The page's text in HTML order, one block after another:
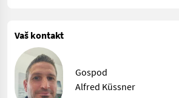
Vaš kontakt
Gospod
Alfred Küssner